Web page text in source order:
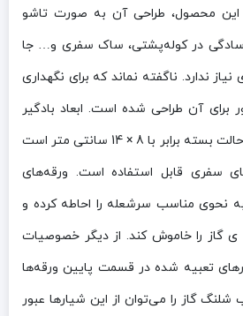
این محصول، طراحی آن به‌ صورت تاشو
در کوله‌پشتی، ساک سفری و… جا
ندارد. ناگفته نماند که برای نگهداری
برای آن طراحی شده است. ابعاد بادگیر
اجاق کوهنوردی مدل 1 در حالت بسته برابر با 8 × 14 سانتی ‌متر است
سفری قابل ‌استفاده است. ورقه‌های
نحوی مناسب سرشعله را احاطه کرده و
ی گاز را خاموش کند. از دیگر خصوصیات
تعبیه ‌شده در قسمت پایین ورقه‌ها
شلنگ گاز را می‌توان از این شیارها عبور